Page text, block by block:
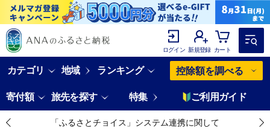
ログイン 新規登録 カート
カテゴリ 地域 ランキング 控除額を調べる
寄付額 旅先を探す 特集 ご利用ガイド
「ふるさとチョイス」システム連携に関して